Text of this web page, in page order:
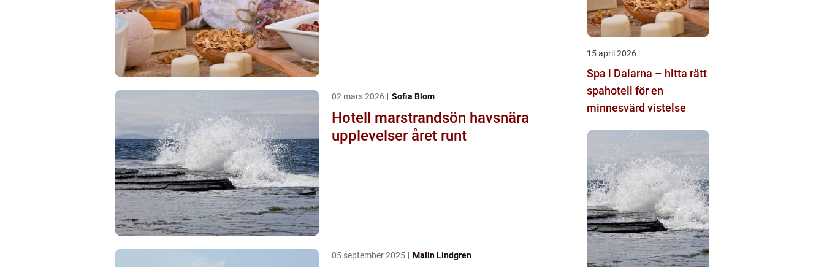
02 mars 2026 Sofia Blom
Hotell marstrandsön havsnära
upplevelser året runt
05 september 2025 Malin Lindgren
15 april 2026
Spa i Dalarna – hitta rätt
spahotell för en
minnesvärd vistelse